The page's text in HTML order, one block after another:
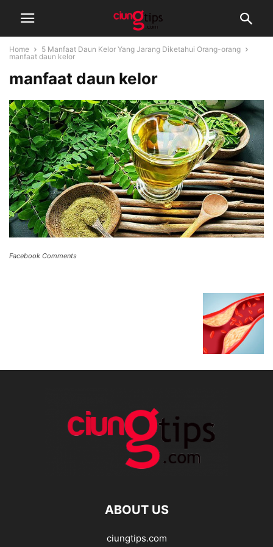
Home
5 Manfaat Daun Kelor Yang Jarang Diketahui Orang-orang
manfaat daun kelor
manfaat daun kelor
Facebook Comments
ABOUT US
ciungtips.com